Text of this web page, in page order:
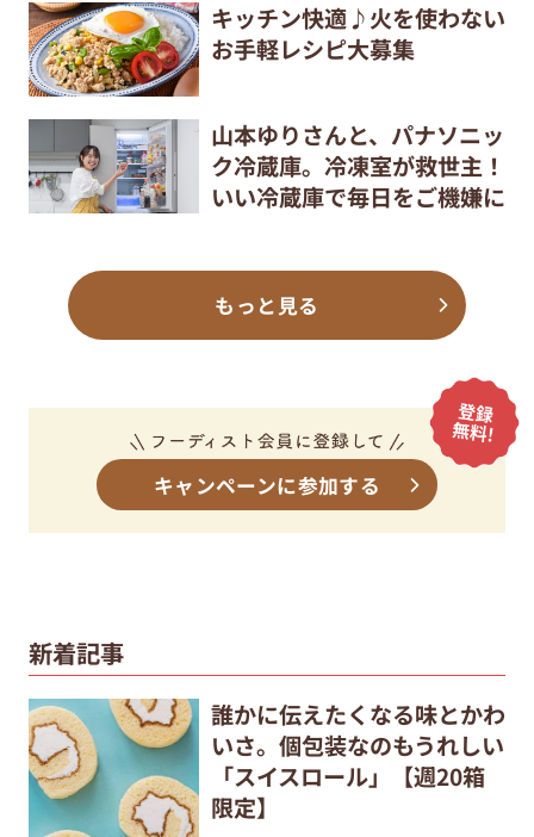
キッチン快適♪火を使わない
お手軽レシピ大募集
山本ゆりさんと、パナソニッ
ク冷蔵庫。冷凍室が救世主！
いい冷蔵庫で毎日をご機嫌に
もっと見る
キャンペーンに参加する
新着記事
誰かに伝えたくなる味とかわ
いさ。個包装なのもうれしい
「スイスロール」【週20箱
限定】